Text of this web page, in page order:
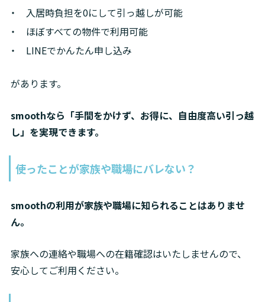
入居時負担を0にして引っ越しが可能
ほぼすべての物件で利用可能
LINEでかんたん申し込み
があります。
smoothなら「手間をかけず、お得に、自由度高い引っ越
し」を実現できます。
使ったことが家族や職場にバレない？
smoothの利用が家族や職場に知られることはありませ
ん。
家族への連絡や職場への在籍確認はいたしませんので、
安心してご利用ください。